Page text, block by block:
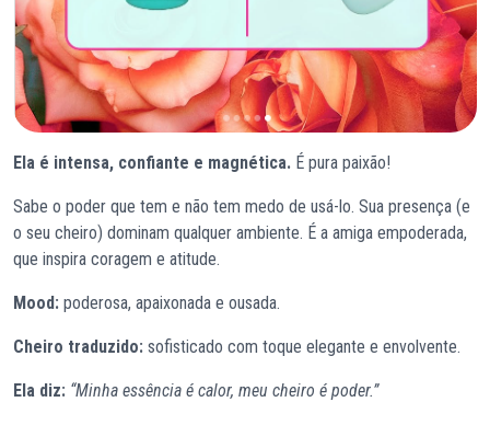
Ela é intensa, confiante e magnética. É pura paixão!
Sabe o poder que tem e não tem medo de usá-lo. Sua presença (e
o seu cheiro) dominam qualquer ambiente. É a amiga empoderada,
que inspira coragem e atitude.
Mood: poderosa, apaixonada e ousada.
Cheiro traduzido: sofisticado com toque elegante e envolvente.
Ela diz: “Minha essência é calor, meu cheiro é poder.”